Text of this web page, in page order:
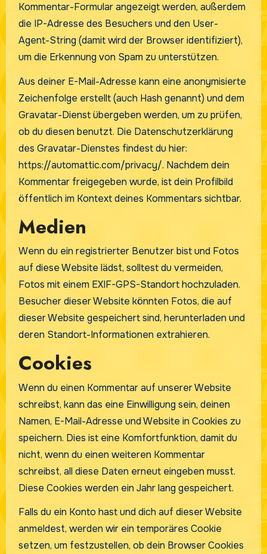
Kommentar-Formular angezeigt werden, außerdem
die IP-Adresse des Besuchers und den User-
Agent-String (damit wird der Browser identifiziert),
um die Erkennung von Spam zu unterstützen.
Aus deiner E-Mail-Adresse kann eine anonymisierte
Zeichenfolge erstellt (auch Hash genannt) und dem
Gravatar-Dienst übergeben werden, um zu prüfen,
ob du diesen benutzt. Die Datenschutzerklärung
des Gravatar-Dienstes findest du hier:
https://automattic.com/privacy/. Nachdem dein
Kommentar freigegeben wurde, ist dein Profilbild
öffentlich im Kontext deines Kommentars sichtbar.
Medien
Wenn du ein registrierter Benutzer bist und Fotos
auf diese Website lädst, solltest du vermeiden,
Fotos mit einem EXIF-GPS-Standort hochzuladen.
Besucher dieser Website könnten Fotos, die auf
dieser Website gespeichert sind, herunterladen und
deren Standort-Informationen extrahieren.
Cookies
Wenn du einen Kommentar auf unserer Website
schreibst, kann das eine Einwilligung sein, deinen
Namen, E-Mail-Adresse und Website in Cookies zu
speichern. Dies ist eine Komfortfunktion, damit du
nicht, wenn du einen weiteren Kommentar
schreibst, all diese Daten erneut eingeben musst.
Diese Cookies werden ein Jahr lang gespeichert.
Falls du ein Konto hast und dich auf dieser Website
anmeldest, werden wir ein temporäres Cookie
setzen, um festzustellen, ob dein Browser Cookies